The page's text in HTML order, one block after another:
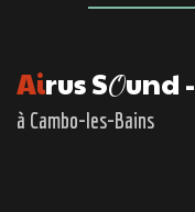
Airus SOund -
à Cambo-les-Bains